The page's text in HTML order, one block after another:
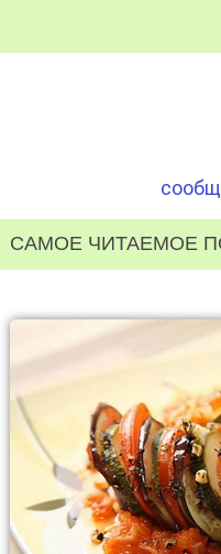
САМОЕ ЧИТАЕМОЕ